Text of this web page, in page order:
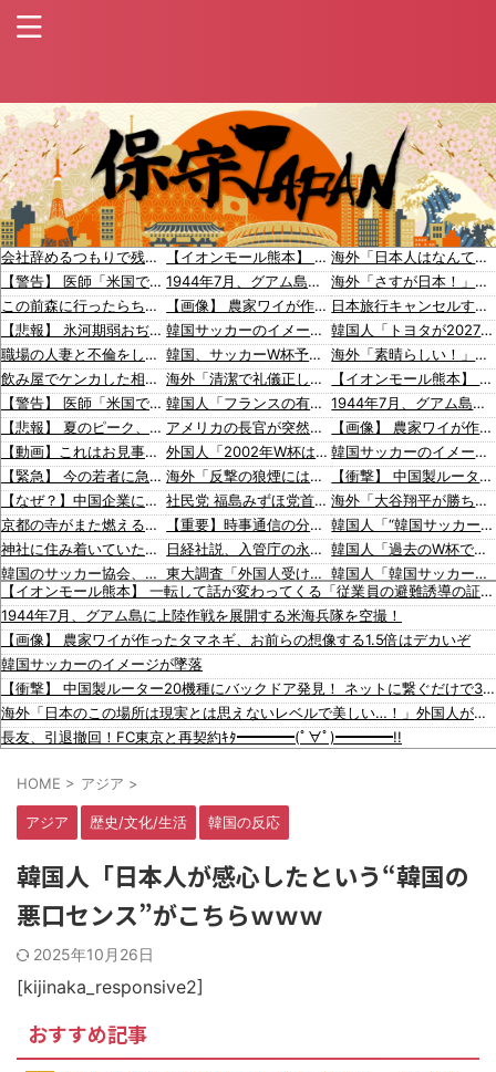
会社辞めるつもりで残業代請求しようと計算したらこうなるｗｗｗ
【警告】 医師「米国では”ヘロインと同じくらいヤバい薬”が日本では平気で処方されてる」
この前森に行ったらちっちゃいウリボー見つけた
【悲報】 氷河期弱おぢ（50）、新聞に絶望の投稿ｗｗｗｗｗｗｗｗｗｗｗ
職場の人妻と不倫をして、ついに、、、
飲み屋でケンカした相手をコロした男の弁護をした。そして数年後、因果応報を思わせる出来事が…
【警告】 医師「米国では”ヘロインと同じくらいヤバい薬”が日本では平気で処方されてる」
【悲報】 夏のピーク、もう終わってたｗｗｗｗｗ
【動画】これはお見事。中国重慶市で珍しい事故が撮影される。
【緊急】 今の若者に急増している『コレ』依存、めちゃくちゃ深刻な模様w w w w w w w w w w
【なぜ？】中国企業に取得されたマンション、日本人が出ていきネパール人で埋まる
京都の寺がまた燃える「中国人に脅迫されていた」
神社に住み着いていたネパール国籍の男が逮捕されました #移民 #外国人
韓国のサッカー協会、W杯予選等を裁くために訪韓した外国人審判を「性接待」していた……大して強くもないチームが潤沢な予算を持ってりゃそうなるわな
中国政府「原爆投下の背景こそ反省が必要だ」と主張
韓国政府「3年前に石炭火発のアンモニア混焼で協力するっていったけどあれ取りやめな。政権変わったし」……韓国とまともな協力ができない理由、これなんですよね
入国拒否の半数が日本人!? 「オーストラリアで日本人女性が売春」
【ヤバい】100件以上の窃盗をしたトルコ国籍の男3人を逮捕 #移民 #外国人
日本の神社仏閣が22日に１回燃えてる。
【動画】ロシア軍のドローンをネット発射装置で撃墜するウクライナ。
【動画】逃げる判断はやっ！埼玉でスマホ運転のプリウスに当て逃げされる車載。
【イオンモール熊本】 一転して話が変わってくる「従業員の避難誘導の証言が複数」イオン側が社内規定に抵触していた疑い
1944年7月、グアム島に上陸作戦を展開する米海兵隊を空撮！
【画像】 農家ワイが作ったタマネギ、お前らの想像する1.5倍はデカいぞ
韓国サッカーのイメージが墜落
韓国、サッカーW杯予選で審判を性●接待して買収していたことが判明！ 日本も巻き込まれることに
海外「清潔で礼儀正しく組織だったカオス」世界で一番安全だと感じた国を語り合う【海外の反応】
韓国人「フランスの有力紙も大韓サッカー協会前代未聞の不祥事を詳細に報道！」→「国際的スキャンダルに発展してしまう‥」
アメリカの長官が突然「私には○○がない！」と衝撃告白をしてしまうｗ 海外の反応。
外国人「2002年W杯は?」韓国サッカーに衝撃的不祥事！W杯予選でレフリーへの不適切接待発覚！海外騒然！【海外の反応】
海外「反撃の狼煙には」村上宗隆の第25号特大ホームランに海外大興奮！（海外の反応）
社民党 福島みずほ党首、国旗損壊罪に危機感「お子様ランチの日の丸は折っても破っても処罰されない、 どうでしょう。本当にそうなのか」
【重要】時事通信の分かりづらい記事でネット混乱！「特定技能2号に5年枠登場」を移民拡大と勘違いし反対パブコメが〇到 ※実際は3年で永住申請できた穴を塞ぐ改正
日経社説、入管庁の永住許可厳格化を猛批判「永住外国人の生活保護受給をなくす目的、外国人の意欲をそがないか懸念」「外国人を一時的な労働力ではなく、処遇改善などで定着を後押しすべき」
東大調査「外国人受け入れ反対」大幅増（20.7pt増）、若い世代で増加幅大
デニー支援の小沢一郎氏（一般人）、辺野古沖事故について「玉城デニー知事の責任ではないが、不幸な出来事を悪宣伝に利用する人がいる」
韓国人「海外が想像する韓国人キャラクターのイメージがこちら・・・」
「猫が車を凝視してると思ったら、自分に見とれていた…」（動画）
海外「日本人はなんて気高いんだ！」 英高級紙も驚愕した極限の中の日本人の姿に世界が衝撃
海外「さすが日本！」日本の医療従事者の倫理観の高さに海外が超感動
日本旅行キャンセルすべきか…1万年ぶり史上最大級の火山の兆し＝韓国の反応
韓国人「トヨタが2027年に次世代ハイブリッドバッテリーを導入へ！最大1000kmの航続距離や超高速充電を目指す」
海外「素晴らしい！」日本が買収したUSスチール驚異の大復活に米国人が大喜び
【イオンモール熊本】 一転して話が変わってくる「従業員の避難誘導の証言が複数」イオン側が社内規定に抵触していた疑い
1944年7月、グアム島に上陸作戦を展開する米海兵隊を空撮！
【画像】 農家ワイが作ったタマネギ、お前らの想像する1.5倍はデカいぞ
韓国サッカーのイメージが墜落
【衝撃】 中国製ルーター20機種にバックドア発見！ ネットに繋ぐだけで35秒ごとに中国のサーバーと通信
海外「大谷翔平が勝ち越しの絶好機でダブルプレー…」
韓国人「“韓国サッカー”性接待の試合結果をご覧ください」→「マッサージ効果は間違いないねｗ」「これが本当のベッドサッカーだ」
韓国人「過去のW杯で韓国代表がドーピング検査をすり抜けるように注射していたものがこちら…」→「恥ずかしい…（ﾌﾞﾙﾌﾞﾙ」＝韓国の反応
韓国人「韓国サッカー協会、外国人審判に“性接待”報道・・・」→「2002年の審判買収が事実だったのか？」「日本人が言ってたこと正しかったね・・・」「もうサッカー代表、サッカー協会解散しよう」
韓国人「日本メディアが2002年ワールドカップ韓国準決勝も調査すべきと主張！」→「英国メディアも一斉に指摘‥」
海外「大谷翔平がワールドシリーズ3連覇＆WSMVPなら歴代何位？海外ファンの答えがこちら」
韓国人「日本の女子高生のセーラー服と外国人観光客の関係性」
【イオンモール熊本】 一転して話が変わってくる「従業員の避難誘導の証言が複数」イオン側が社内規定に抵触していた疑い
1944年7月、グアム島に上陸作戦を展開する米海兵隊を空撮！
【画像】 農家ワイが作ったタマネギ、お前らの想像する1.5倍はデカいぞ
韓国サッカーのイメージが墜落
【衝撃】 中国製ルーター20機種にバックドア発見！ ネットに繋ぐだけで35秒ごとに中国のサーバーと通信
海外「日本のこの場所は現実とは思えないレベルで美しい…！」外国人が感動する日本の景色とは・・・？【海外の反応】
長友、引退撤回！FC東京と再契約ｷﾀ━━━━(ﾟ∀ﾟ)━━━━!!
【悲報】 夏のピーク、もう終わってたｗｗｗｗｗ
【吉報】 博多どんたくエチすぎるｗｗｗｗｗｗｗｗｗｗｗｗｗｗｗ
HOME > アジア >
アジア 歴史/文化/生活 韓国の反応
韓国人「日本人が感心したという“韓国の
悪口センス”がこちらｗｗｗ
2025年10月26日
[kijinaka_responsive2]
おすすめ記事